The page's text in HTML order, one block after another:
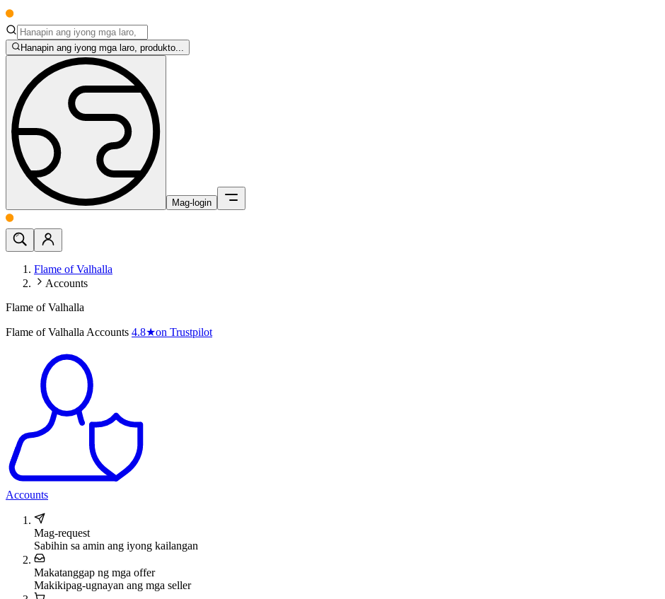
Hanapin ang iyong mga laro, produkto...
Mag-login
Flame of Valhalla
Accounts
Flame of Valhalla
Flame of Valhalla Accounts 4.8★on Trustpilot
Accounts
Mag-request
Sabihin sa amin ang iyong kailangan
Makatanggap ng mga offer
Makikipag-ugnayan ang mga seller